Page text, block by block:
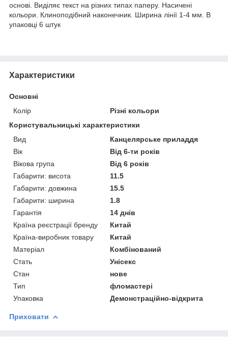
основі. Виділяє текст на різних типах паперу. Насичені
кольори. Клиноподібний наконечник. Ширина лінії 1-4 мм. В
упаковці 6 штук
Характеристики
Основні
Колір
Різні кольори
Користувальницькі характеристики
Вид
Канцелярське приладдя
Вік
Від 6-ти років
Вікова група
Від 6 років
Габарити: висота
11.5
Габарити: довжина
15.5
Габарити: ширина
1.8
Гарантія
14 днів
Країна реєстрації бренду
Китай
Країна-виробник товару
Китай
Матеріал
Комбінований
Стать
Унісекс
Стан
нове
Тип
фломастері
Упаковка
Демонстраційно-відкрита
Приховати